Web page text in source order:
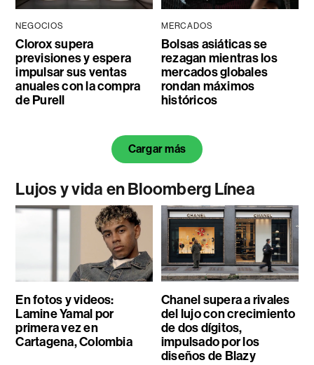
NEGOCIOS
Clorox supera
previsiones y espera
impulsar sus ventas
anuales con la compra
de Purell
MERCADOS
Bolsas asiáticas se
rezagan mientras los
mercados globales
rondan máximos
históricos
Cargar más
Lujos y vida en Bloomberg Línea
En fotos y videos:
Lamine Yamal por
primera vez en
Cartagena, Colombia
Chanel supera a rivales
del lujo con crecimiento
de dos dígitos,
impulsado por los
diseños de Blazy